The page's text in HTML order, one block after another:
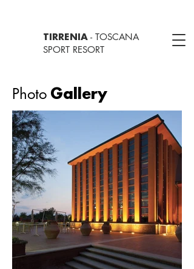
TIRRENIA - TOSCANA
SPORT RESORT
Photo Gallery